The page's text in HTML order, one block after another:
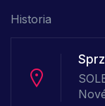
Historia